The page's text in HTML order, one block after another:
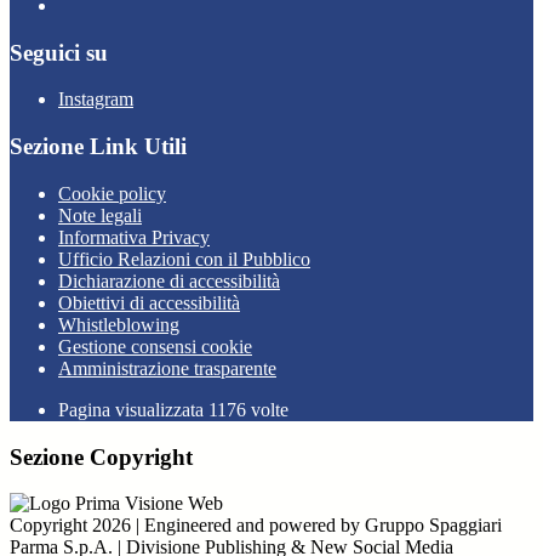
Seguici su
Instagram
Sezione Link Utili
Cookie policy
Note legali
Informativa Privacy
Ufficio Relazioni con il Pubblico
Dichiarazione di accessibilità
Obiettivi di accessibilità
Whistleblowing
Gestione consensi cookie
Amministrazione trasparente
Pagina visualizzata 1176 volte
Sezione Copyright
Copyright 2026 | Engineered and powered by Gruppo Spaggiari
Parma S.p.A. | Divisione Publishing & New Social Media